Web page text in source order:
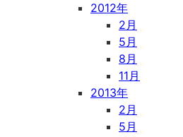
2012年
2月
5月
8月
11月
2013年
2月
5月